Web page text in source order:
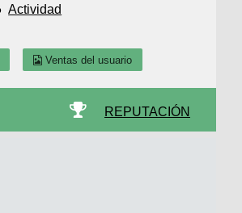
Actividad
Ventas del usuario
REPUTACIÓN